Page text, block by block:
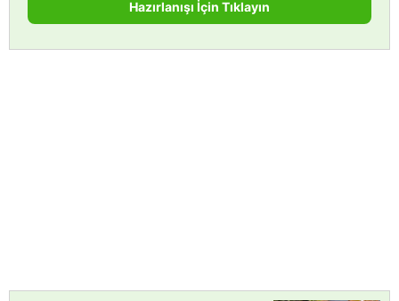
Hazırlanışı İçin Tıklayın